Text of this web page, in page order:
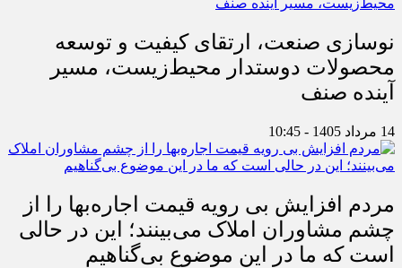
نوسازی صنعت، ارتقای کیفیت و توسعه
محصولات دوستدار محیط‌زیست، مسیر
آینده صنف
14 مرداد 1405 - 10:45
مردم افزایش بی رویه قیمت اجاره‌بها را از
چشم مشاوران املاک می‌بینند؛ این در حالی
است که ما در این موضوع بی‌گناهیم